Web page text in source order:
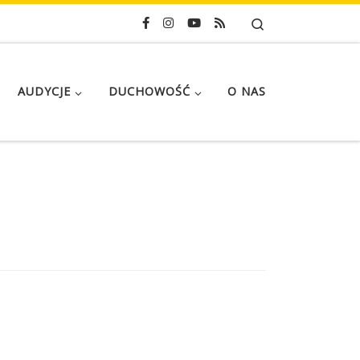
AUDYCJE DUCHOWOŚĆ O NAS